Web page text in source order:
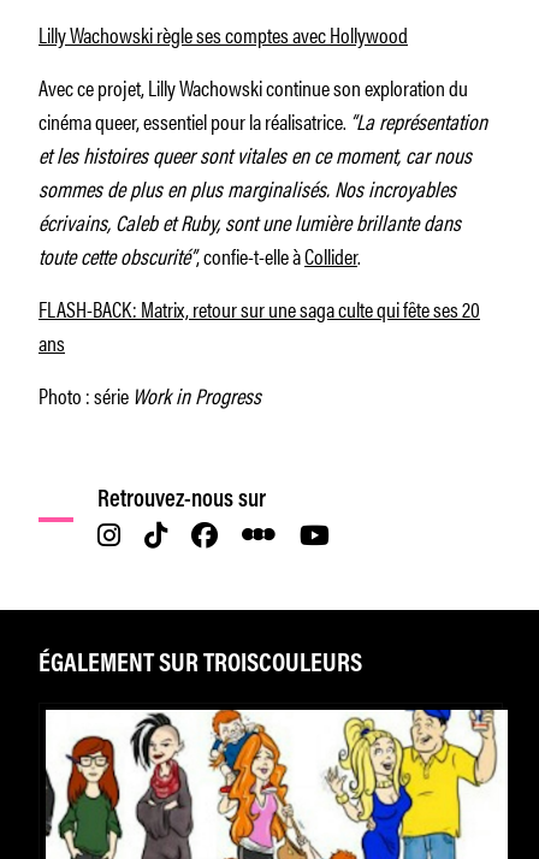
Lilly Wachowski règle ses comptes avec Hollywood
Avec ce projet, Lilly Wachowski continue son exploration du
cinéma queer, essentiel pour la réalisatrice. “La représentation
et les histoires queer sont vitales en ce moment, car nous
sommes de plus en plus marginalisés. Nos incroyables
écrivains, Caleb et Ruby, sont une lumière brillante dans
toute cette obscurité”, confie-t-elle àCollider.
FLASH-BACK: Matrix, retour sur une saga culte qui fête ses 20
ans
Photo : sérieWork in Progress
Retrouvez-nous sur
ÉGALEMENT SUR TROISCOULEURS